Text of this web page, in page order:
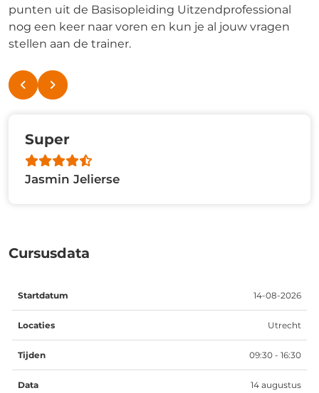
punten uit de Basisopleiding Uitzendprofessional
nog een keer naar voren en kun je al jouw vragen
stellen aan de trainer.
Super
Jasmin Jelierse
Cursusdata
Startdatum 14-08-2026
Utrecht
09:30 - 16:30
14 augustus